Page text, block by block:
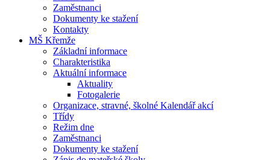
Zaměstnanci
Dokumenty ke stažení
Kontakty
MŠ Křemže
Základní informace
Charakteristika
Aktuální informace
Aktuality
Fotogalerie
Organizace, stravné, školné Kalendář akcí
Třídy
Režim dne
Zaměstnanci
Dokumenty ke stažení